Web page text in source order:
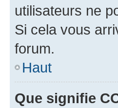
utilisateurs ne
Si cela vous
forum.
Haut
Que signifie